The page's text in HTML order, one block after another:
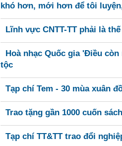
khó hơn, mới hơn để tôi
Lĩnh vực CNTT-TT phải là
Hoà nhạc Quốc gia 'Điều
tộc
Tạp chí Tem - 30 mùa xuân
Trao tặng gần 1000 cuốn
Tạp chí TT&TT trao đổi